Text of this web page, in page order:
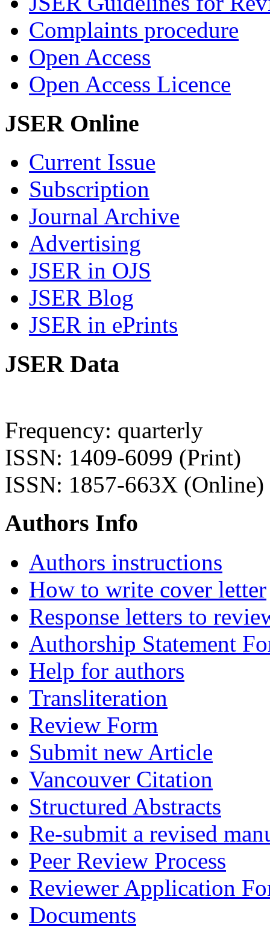
Complaints procedure
Open Access
Open Access Licence
JSER Online
Current Issue
Subscription
Journal Archive
Advertising
JSER in OJS
JSER Blog
JSER in ePrints
JSER Data
Frequency: quarterly
ISSN: 1409-6099 (Print)
ISSN: 1857-663X (Online)
Authors Info
Authors instructions
How to write cover letter
Response letters to
Authorship Statement
Help for authors
Transliteration
Review Form
Submit new Article
Vancouver Citation
Structured Abstracts
Re-submit a revised
Peer Review Process
Reviewer Application
Documents